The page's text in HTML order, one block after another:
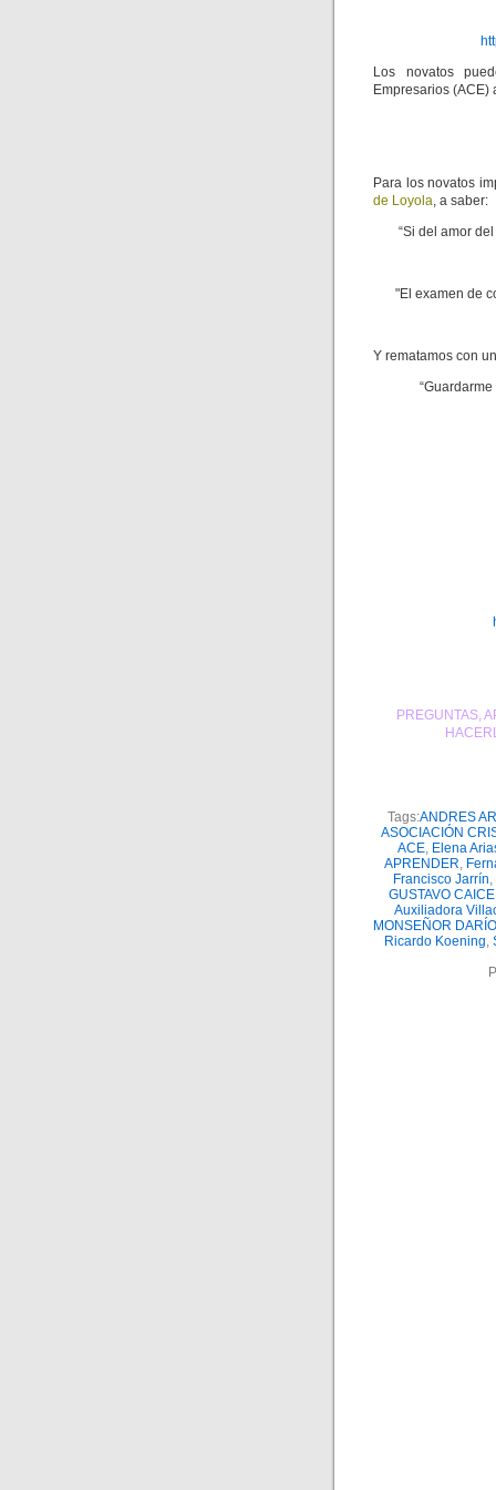
Los novatos
Empresarios (ACE)
Para los novatos
de Loyola, a saber:
“Si del amor
"El examen de
Y rematamos con
PREGUNTAS,
Tags:ANDRES
ASOCIACIÓN
ACE, Elena
APRENDER,
Francisco Jarrín,
GUSTAVO
Auxiliadora
MONSEÑOR
Ricardo Koening,